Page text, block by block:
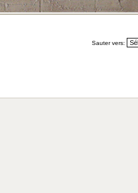
Sauter vers: